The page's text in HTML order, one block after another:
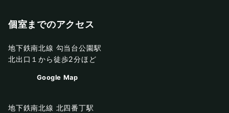
個室までのアクセス
地下鉄南北線 勾当台公園駅
北出口１から徒歩2分ほど
Google Map
地下鉄南北線 北四番丁駅